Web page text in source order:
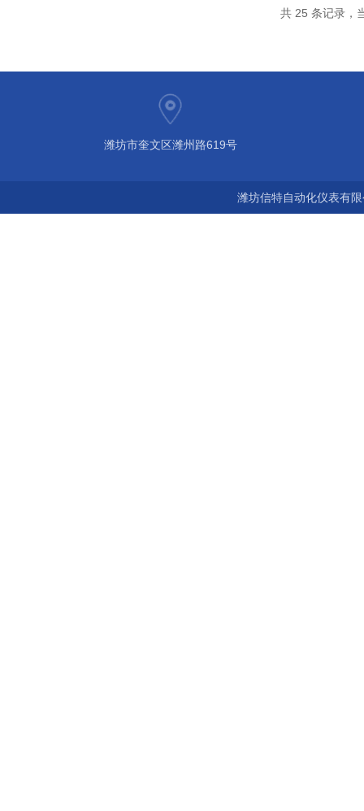
共 25 条记录
潍坊市奎文区潍州路619号
潍坊信特自动化仪表有